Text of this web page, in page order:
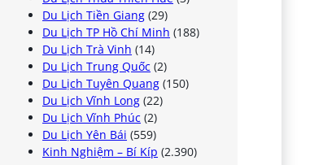
Du Lịch Tiền Giang (29)
Du Lịch TP Hồ Chí Minh (188)
Du Lịch Trà Vinh (14)
Du Lịch Trung Quốc (2)
Du Lịch Tuyên Quang (150)
Du Lịch Vĩnh Long (22)
Du Lịch Vĩnh Phúc (2)
Du Lịch Yên Bái (559)
Kinh Nghiệm – Bí Kíp (2.390)